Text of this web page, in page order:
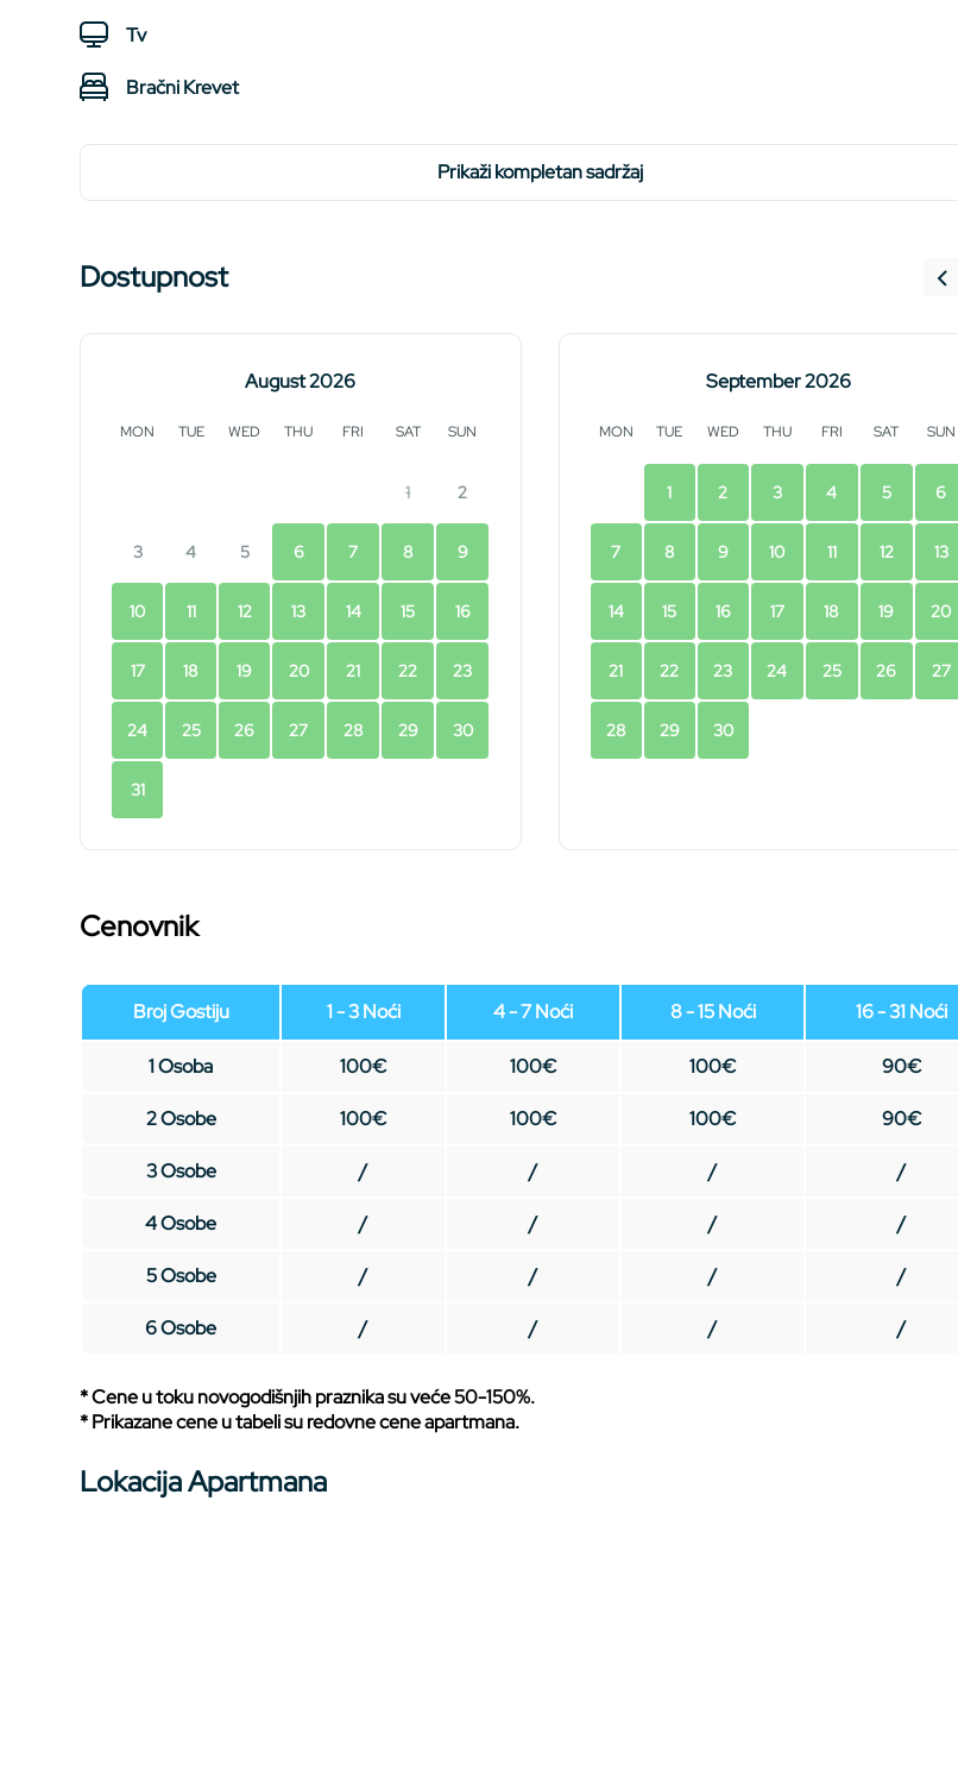
Tv
Bračni Krevet
prikaži kompletan sadržaj
Dostupnost
August 2026
MON TUE WED THU FRI SAT SUN
1 2
3 4 5 6 7 8 9
10 11 12 13 14 15 16
17 18 19 20 21 22 23
24 25 26 27 28 29 30
31
September 2026
MON TUE WED THU FRI SAT SUN
1 2 3 4 5 6
7 8 9 10 11 12 13
14 15 16 17 18 19 20
21 22 23 24 25 26 27
28 29 30
Cenovnik
Broj Gostiju 1 - 3 Noći 4 - 7 Noći 8 - 15 Noći 16 - 31 Noći
1 Osoba 100€ 100€ 100€ 90€
2 Osobe 100€ 100€ 100€ 90€
3 Osobe / / / /
4 Osobe / / / /
5 Osobe / / / /
6 Osobe / / / /
* Cene u toku novogodišnjih praznika su veće 50-150%.
* Prikazane cene u tabeli su redovne cene apartmana.
Lokacija Apartmana